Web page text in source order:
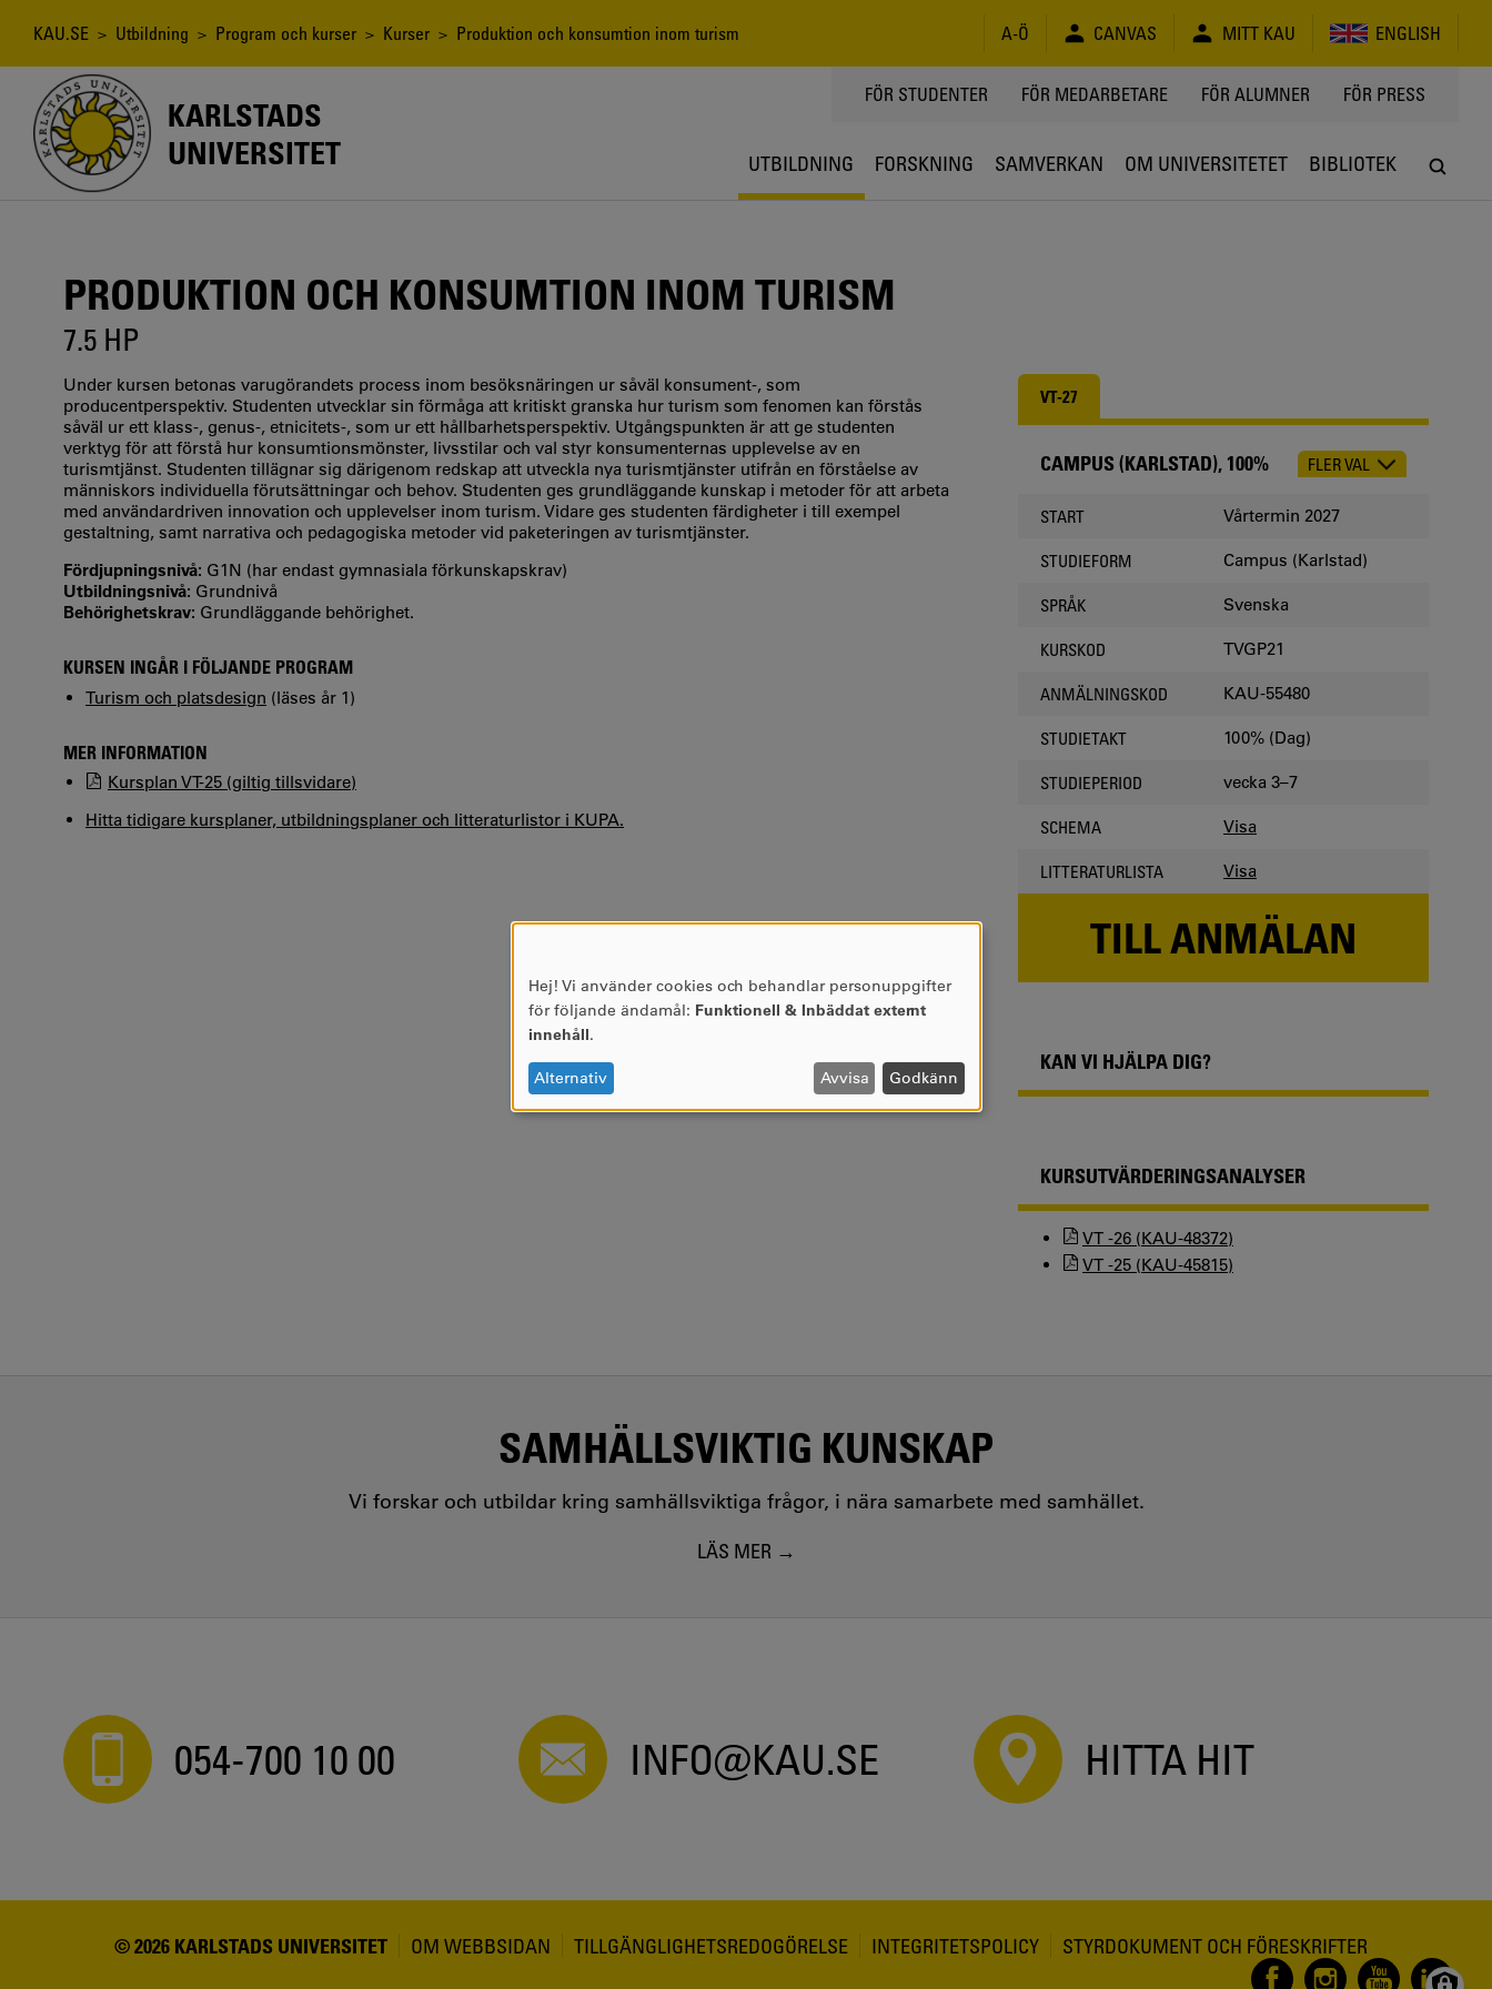
Länkstig
KAU.SE > Utbildning > Program och kurser > Kurser > Produktion och konsumtion inom turism A-Ö CANVAS MITT KAU ENGLISH
KARLSTADS
UNIVERSITET
TOPPMENY
FÖR STUDENTER FÖR MEDARBETARE FÖR ALUMNER FÖR PRESS
UTBILDNING FORSKNING SAMVERKAN OM UNIVERSITETET BIBLIOTEK
PRODUKTION OCH KONSUMTION INOM TURISM
7.5 HP
Under kursen betonas varugörandets process inom besöksnäringen ur såväl konsument-, som
producentperspektiv. Studenten utvecklar sin förmåga att kritiskt granska hur turism som fenomen kan förstås
såväl ur ett klass-, genus-, etnicitets-, som ur ett hållbarhetsperspektiv. Utgångspunkten är att ge studenten
verktyg för att förstå hur konsumtionsmönster, livsstilar och val styr konsumenternas upplevelse av en
turismtjänst. Studenten tillägnar sig därigenom redskap att utveckla nya turismtjänster utifrån en förståelse av
människors individuella förutsättningar och behov. Studenten ges grundläggande kunskap i metoder för att arbeta
med användardriven innovation och upplevelser inom turism. Vidare ges studenten färdigheter i till exempel
gestaltning, samt narrativa och pedagogiska metoder vid paketeringen av turismtjänster.
Fördjupningsnivå: G1N (har endast gymnasiala förkunskapskrav)
Utbildningsnivå: Grundnivå
Behörighetskrav: Grundläggande behörighet.
KURSEN INGÅR I FÖLJANDE PROGRAM
Turism och platsdesign (läses år 1)
MER INFORMATION
Kursplan VT-25 (giltig tillsvidare)
Hitta tidigare kursplaner, utbildningsplaner och litteraturlistor i KUPA.
VT-27
CHOOSE
CAMPUS (KARLSTAD), 100% FLER VAL
START Vårtermin 2027
STUDIEFORM Campus (Karlstad)
SPRÅK Svenska
KURSKOD TVGP21
ANMÄLNINGSKOD KAU-55480
STUDIETAKT 100% (Dag)
STUDIEPERIOD vecka 3–7
SCHEMA Visa
LITTERATURLISTA Visa
TILL ANMÄLAN
KAN VI HJÄLPA DIG?
KURSUTVÄRDERINGSANALYSER
VT -26 (KAU-48372)
VT -25 (KAU-45815)
SAMHÄLLSVIKTIG KUNSKAP
Vi forskar och utbildar kring samhällsviktiga frågor, i nära samarbete med samhället.
LÄS MER
054-700 10 00 INFO@KAU.SE HITTA HIT
© 2026 KARLSTADS UNIVERSITET OM WEBBSIDAN TILLGÄNGLIGHETSREDOGÖRELSE INTEGRITETSPOLICY STYRDOKUMENT OCH FÖRESKRIFTER
ANVÄNDNING
AV
OCH
COOKIES
Hej! Vi använder cookies och behandlar personuppgifter
för följande ändamål: Funktionell & Inbäddat externt
innehåll.
Alternativ Avvisa Godkänn